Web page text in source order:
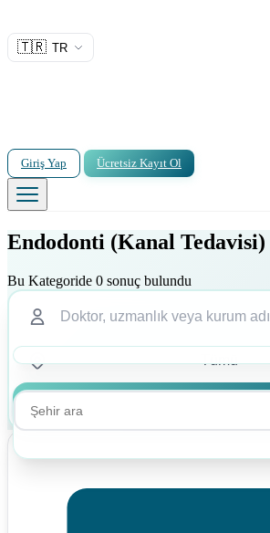
🇹🇷 TR
Giriş Yap Ücretsiz Kayıt Ol
Endodonti (Kanal
Bu Kategoride 0 sonuç bulundu